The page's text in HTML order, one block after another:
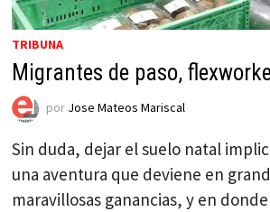
TRIBUNA
Migrantes de paso,
por Jose Mateos Mariscal
Sin duda, dejar el suelo natal
una aventura que deviene en
maravillosas ganancias, y en